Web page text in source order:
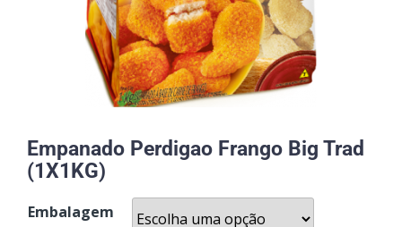
Empanado Perdigao Frango Big Trad
(1X1KG)
Embalagem